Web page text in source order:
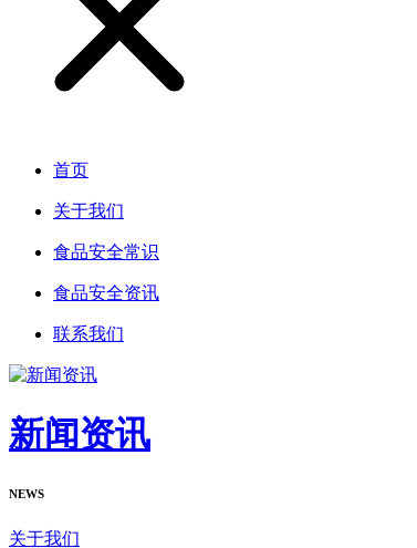
首页
关于我们
食品安全常识
食品安全资讯
联系我们
新闻资讯
NEWS
关于我们